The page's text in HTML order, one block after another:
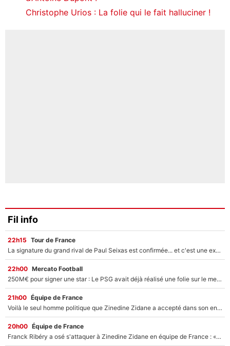
Christophe Urios : La folie qui le fait halluciner !
Fil info
22h15 Tour de France
La signature du grand rival de Paul Seixas est confirmée... et c'est une excellente nouvelle pour l'équipe Decathlon-CMA CGM !
22h00 Mercato Football
250M€ pour signer une star : Le PSG avait déjà réalisé une folie sur le mercato bien avant Neymar !
21h00 Équipe de France
Voilà le seul homme politique que Zinedine Zidane a accepté dans son entourage : «Je garde un très bon souvenir de lui»
20h00 Équipe de France
Franck Ribéry a osé s'attaquer à Zinedine Zidane en équipe de France : «Je n'aurais jamais fait ça»